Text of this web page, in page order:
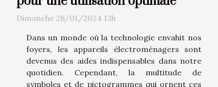
Dimanche 28/01/2024 13h
Dans un monde où la technologie envahit nos
foyers, les appareils électroménagers sont
devenus des aides indispensables dans notre
quotidien. Cependant, la multitude de
symboles et de pictogrammes qui ornent ces